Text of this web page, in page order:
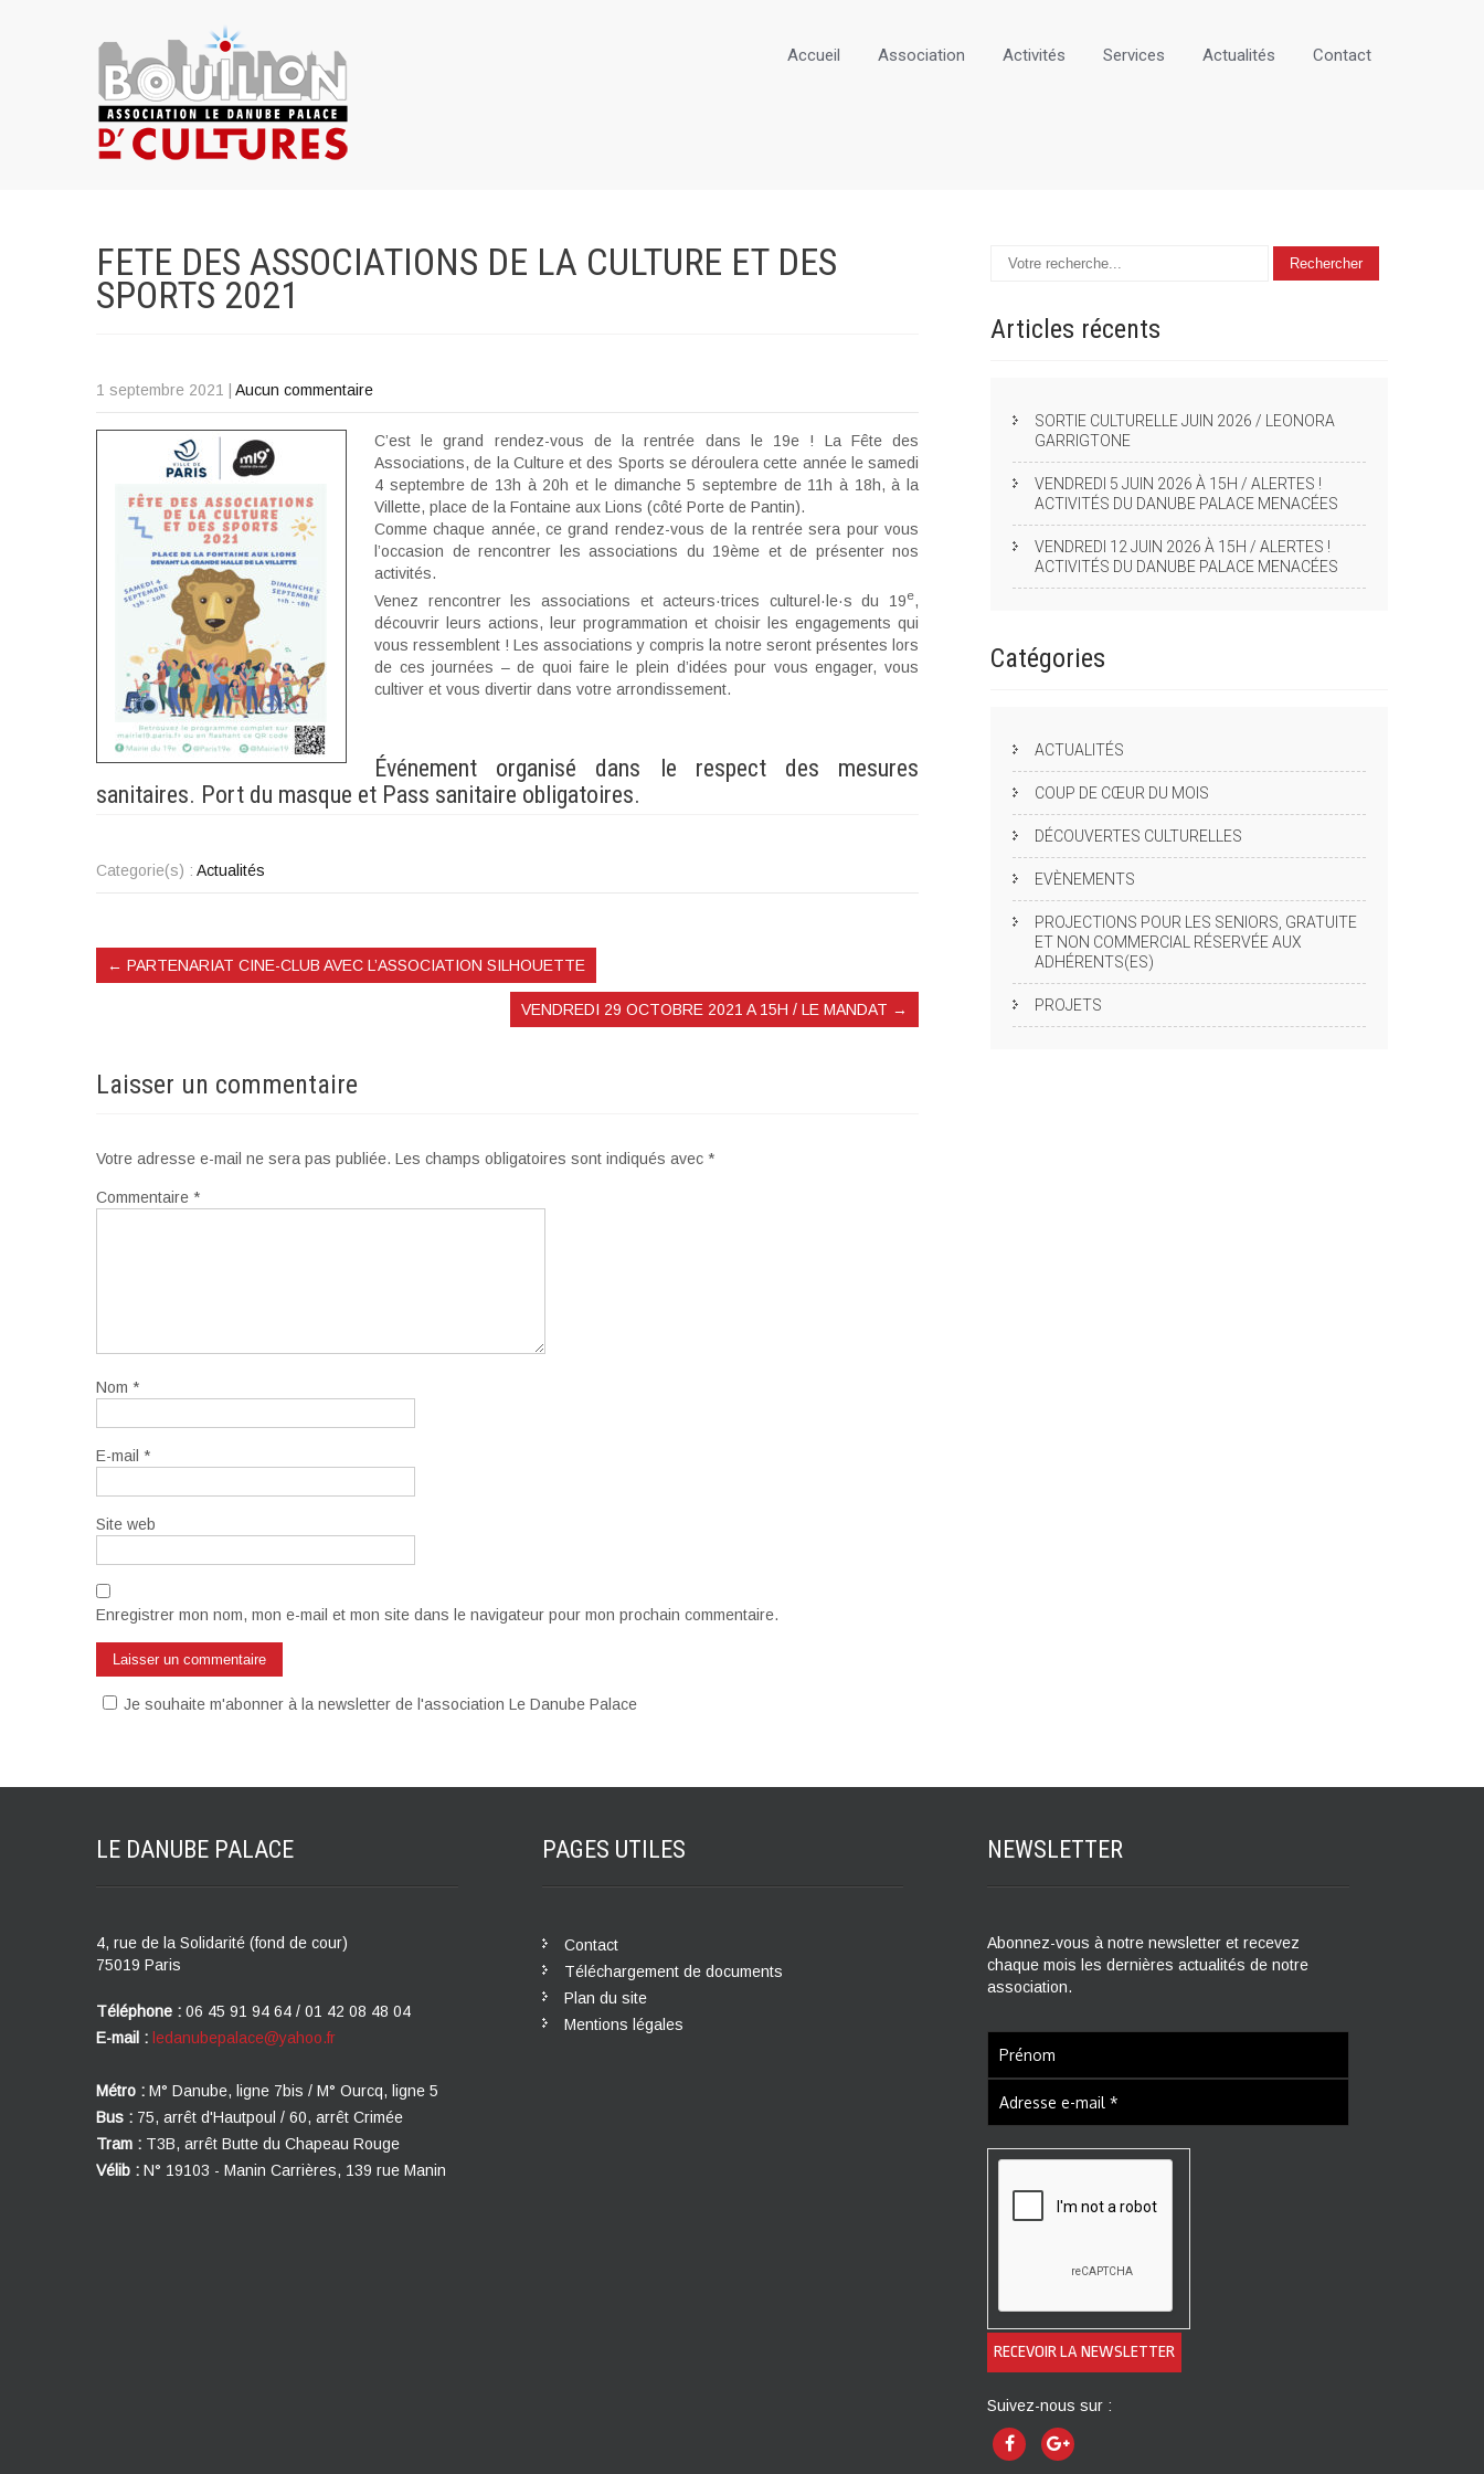
Accueil Association Activités Services Actualités Contact
FETE DES ASSOCIATIONS DE LA CULTURE ET DES
SPORTS 2021
1 septembre 2021 Aucun commentaire
C’est le grand rendez-vous de la rentrée dans le 19e ! La Fête des
Associations, de la Culture et des Sports se déroulera cette année le samedi
4 septembre de 13h à 20h et le dimanche 5 septembre de 11h à 18h, à la
Villette, place de la Fontaine aux Lions (côté Porte de Pantin).
Comme chaque année, ce grand rendez-vous de la rentrée sera pour vous
l’occasion de rencontrer les associations du 19ème et de présenter nos
activités.
Venez rencontrer les associations et acteurs·trices culturel·le·s du 19e,
découvrir leurs actions, leur programmation et choisir les engagements qui
vous ressemblent ! Les associations y compris la notre seront présentes lors
de ces journées – de quoi faire le plein d’idées pour vous engager, vous
cultiver et vous divertir dans votre arrondissement.
Événement organisé dans le respect des mesures
sanitaires. Port du masque et Pass sanitaire obligatoires.
Categorie(s) : Actualités
← PARTENARIAT CINE-CLUB AVEC L’ASSOCIATION SILHOUETTE
VENDREDI 29 OCTOBRE 2021 A 15H / LE MANDAT →
Laisser un commentaire
Votre adresse e-mail ne sera pas publiée. Les champs obligatoires sont indiqués avec *
Commentaire *
Nom *
E-mail *
Site web
Enregistrer mon nom, mon e-mail et mon site dans le navigateur pour mon prochain commentaire.
Je souhaite m'abonner à la newsletter de l'association Le Danube Palace
Articles récents
SORTIE CULTURELLE JUIN 2026 / LEONORA
GARRIGTONE
VENDREDI 5 JUIN 2026 À 15H / ALERTES !
ACTIVITÉS DU DANUBE PALACE MENACÉES
VENDREDI 12 JUIN 2026 À 15H / ALERTES !
ACTIVITÉS DU DANUBE PALACE MENACÉES
Catégories
ACTUALITÉS
COUP DE CŒUR DU MOIS
DÉCOUVERTES CULTURELLES
EVÈNEMENTS
PROJECTIONS POUR LES SENIORS, GRATUITE
ET NON COMMERCIAL RÉSERVÉE AUX
ADHÉRENTS(ES)
PROJETS
LE DANUBE PALACE
4, rue de la Solidarité (fond de cour)
75019 Paris
Téléphone : 06 45 91 94 64 / 01 42 08 48 04
E-mail : ledanubepalace@yahoo.fr
Métro : M° Danube, ligne 7bis / M° Ourcq, ligne 5
Bus : 75, arrêt d'Hautpoul / 60, arrêt Crimée
Tram : T3B, arrêt Butte du Chapeau Rouge
Vélib : N° 19103 - Manin Carrières, 139 rue Manin
PAGES UTILES
Contact
Téléchargement de documents
Plan du site
Mentions légales
NEWSLETTER
Abonnez-vous à notre newsletter et recevez
chaque mois les dernières actualités de notre
association.
Suivez-nous sur :